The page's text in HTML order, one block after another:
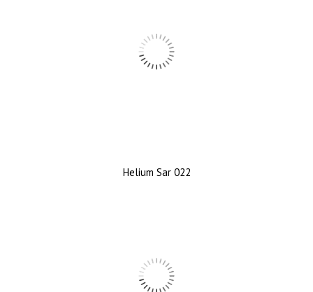
Helium Sar 022